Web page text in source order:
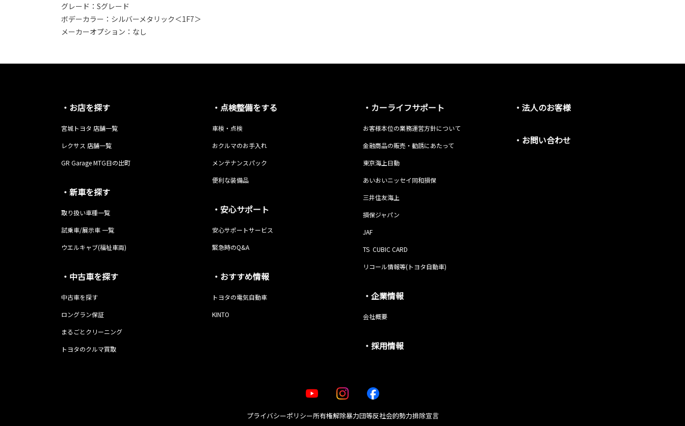
グレード：Sグレード
ボデーカラー：シルバーメタリック＜1F7＞
メーカーオプション：なし
・お店を探す
宮城トヨタ 店舗一覧
レクサス 店舗一覧
GR Garage MTG日の出町
・新車を探す
取り扱い車種一覧
試乗車/展示車 一覧
ウエルキャブ(福祉車両)
・中古車を探す
中古車を探す
ロングラン保証
まるごとクリーニング
トヨタのクルマ買取
・点検整備をする
車検・点検
おクルマのお手入れ
メンテナンスパック
便利な装備品
・安心サポート
安心サポートサービス
緊急時のQ&A
・おすすめ情報
トヨタの電気自動車
KINTO
・カーライフサポート
お客様本位の業務運営方針について
金融商品の販売・勧誘にあたって
東京海上日動
あいおいニッセイ同和損保
三井住友海上
損保ジャパン
JAF
TS CUBIC CARD
リコール情報等(トヨタ自動車)
・企業情報
会社概要
・採用情報
・法人のお客様
・お問い合わせ
プライバシーポリシー所有権解除暴力団等反社会的勢力排除宣言